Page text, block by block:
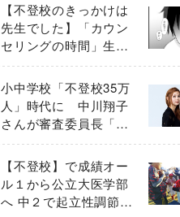
【不登校のきっかけは
先生でした】「カウン
セリングの時間」生徒
の情報をバラしたの
は…《第２話》
小中学校「不登校35万
人」時代に 中川翔子
さんが審査委員長「不
登校生動画甲子園
2026」が開催
【不登校】で成績オー
ル１から公立大医学部
へ 中２で起立性調節障